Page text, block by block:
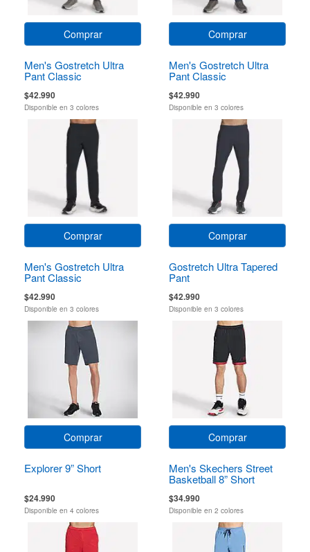
Comprar
Men's Gostretch Ultra
Pant Classic
$42.990
Disponible en 3 colores
Comprar
Men's Gostretch Ultra
Pant Classic
$42.990
Disponible en 3 colores
Comprar
Men's Gostretch Ultra
Pant Classic
$42.990
Disponible en 3 colores
Comprar
Gostretch Ultra Tapered
Pant
$42.990
Disponible en 3 colores
Comprar
Explorer 9” Short
$24.990
Disponible en 4 colores
Comprar
Men's Skechers Street
Basketball 8” Short
$34.990
Disponible en 2 colores